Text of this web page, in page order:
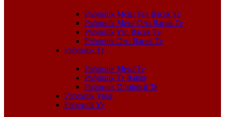
Pnömatik Metal Yan Bacak Te
Pnömatik Metal Orta Bacak Te
Pnömatik Yan Bacak Te
Pnömatik Orta Bacak Te
Pnömatik Te
Pnömatik Metal Te
Pnömatik Te Rakor
Pnömatik Düşürücü Te
Pnömatik Vana
Pnömatik Ye